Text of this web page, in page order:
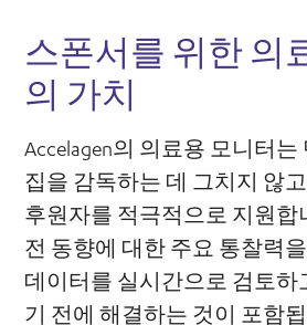
스폰서를 위한 의
의 가치
Accelagen의 의료용 모니터
집을 감독하는 데 그치지 않
후원자를 적극적으로 지원합
전 동향에 대한 주요 통찰력
데이터를 실시간으로 검토하
기 전에 해결하는 것이 포함